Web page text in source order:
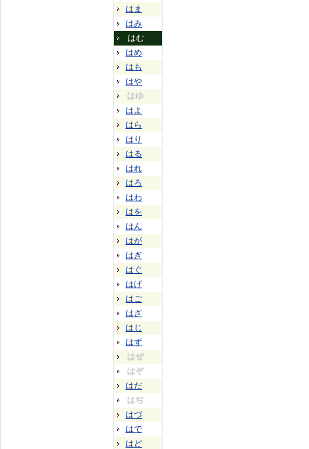
はま
はみ
はむ
はめ
はも
はや
はゆ
はよ
はら
はり
はる
はれ
はろ
はわ
はを
はん
はが
はぎ
はぐ
はげ
はご
はざ
はじ
はず
はぜ
はぞ
はだ
はぢ
はづ
はで
はど